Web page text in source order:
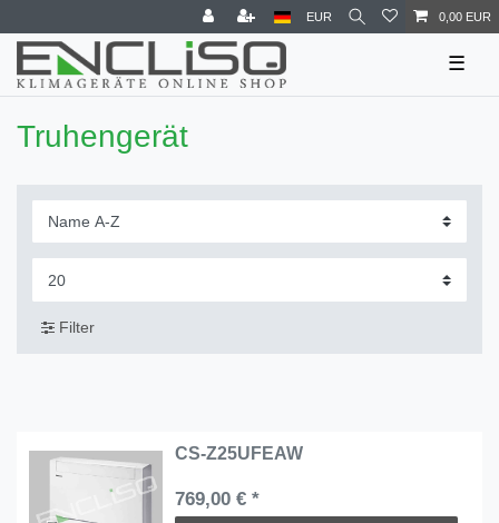
EUR 0,00 EUR
☰
Truhengerät
Filter
CS-Z25UFEAW
769,00 € *